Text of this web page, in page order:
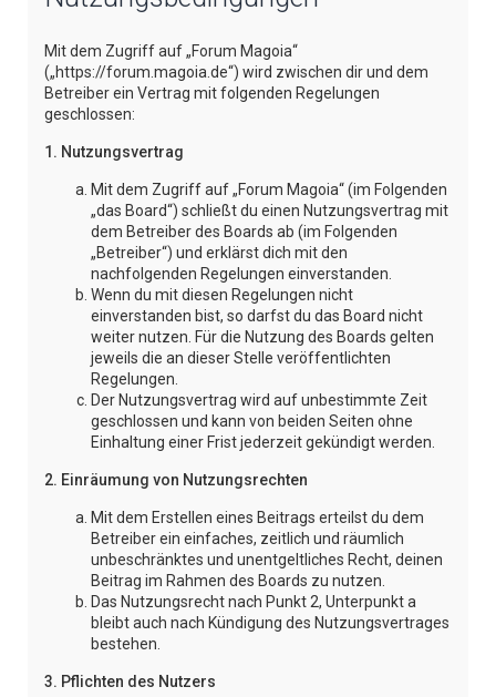
Mit dem Zugriff auf „Forum Magoia“
(„https://forum.magoia.de“) wird zwischen dir und dem
Betreiber ein Vertrag mit folgenden Regelungen
geschlossen:
1. Nutzungsvertrag
Mit dem Zugriff auf „Forum Magoia“ (im Folgenden
„das Board“) schließt du einen Nutzungsvertrag mit
dem Betreiber des Boards ab (im Folgenden
„Betreiber“) und erklärst dich mit den
nachfolgenden Regelungen einverstanden.
Wenn du mit diesen Regelungen nicht
einverstanden bist, so darfst du das Board nicht
weiter nutzen. Für die Nutzung des Boards gelten
jeweils die an dieser Stelle veröffentlichten
Regelungen.
Der Nutzungsvertrag wird auf unbestimmte Zeit
geschlossen und kann von beiden Seiten ohne
Einhaltung einer Frist jederzeit gekündigt werden.
2. Einräumung von Nutzungsrechten
Mit dem Erstellen eines Beitrags erteilst du dem
Betreiber ein einfaches, zeitlich und räumlich
unbeschränktes und unentgeltliches Recht, deinen
Beitrag im Rahmen des Boards zu nutzen.
Das Nutzungsrecht nach Punkt 2, Unterpunkt a
bleibt auch nach Kündigung des Nutzungsvertrages
bestehen.
3. Pflichten des Nutzers